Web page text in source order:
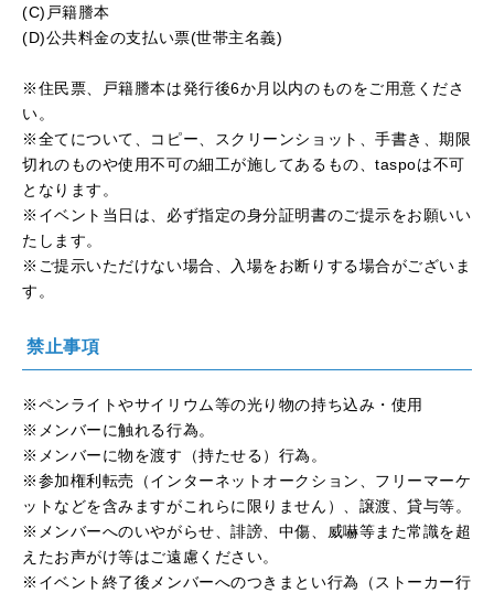
(C)戸籍謄本
(D)公共料金の支払い票(世帯主名義)
※住民票、戸籍謄本は発行後6か月以内のものをご用意くださ
い。
※全てについて、コピー、スクリーンショット、手書き、期限
切れのものや使用不可の細工が施してあるもの、taspoは不可
となります。
※イベント当日は、必ず指定の身分証明書のご提示をお願いい
たします。
※ご提示いただけない場合、入場をお断りする場合がございま
す。
禁止事項
※ペンライトやサイリウム等の光り物の持ち込み・使用
※ メンバーに触れる行為。
※ メンバーに物を渡す（持たせる）行為。
※参加権利転売（インターネットオークション、フリーマーケ
ットなどを含みますがこれらに限りません）、譲渡、貸与等。
※ メンバーへのいやがらせ、誹謗、中傷、威嚇等また常識を超
えたお声がけ等はご遠慮ください。
※ イベント終了後メンバーへのつきまとい行為（ストーカー行